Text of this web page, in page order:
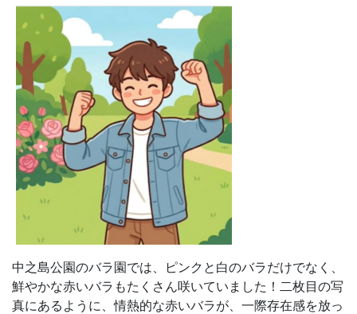
中之島公園のバラ園では、
ピンクと白のバラだけでなく、
鮮やかな赤いバラもたくさん咲いていました！二枚目の写
真にあるように、情熱的な赤いバラが、 一際存在感を放っ